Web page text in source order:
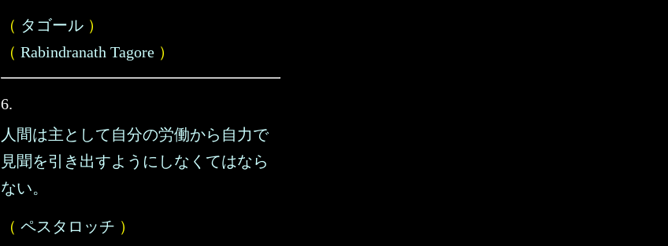
（ タゴール ）
（ Rabindranath Tagore ）
6.
人間は主として自分の労働から自力で
見聞を引き出すようにしなくてはなら
ない。
（ ペスタロッチ ）